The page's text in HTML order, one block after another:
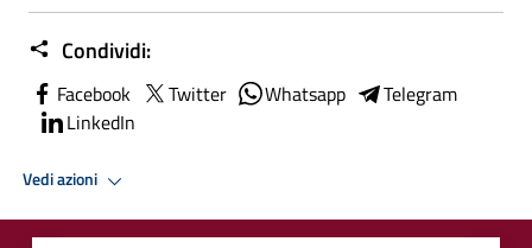
Condividi:
Facebook Twitter Whatsapp
Telegram
LinkedIn
Vedi azioni